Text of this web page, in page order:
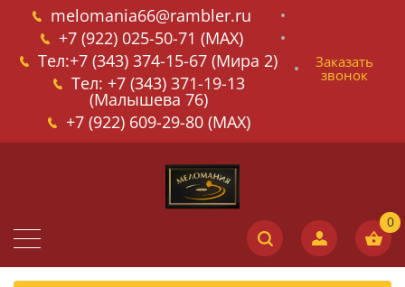
melomania66@rambler.ru
+7 (922) 025-50-71 (MAX)
Тел:+7 (343) 374-15-67 (Мира 2)
Тел: +7 (343) 371-19-13
(Малышева 76)
+7 (922) 609-29-80 (MAX)
Заказать
звонок